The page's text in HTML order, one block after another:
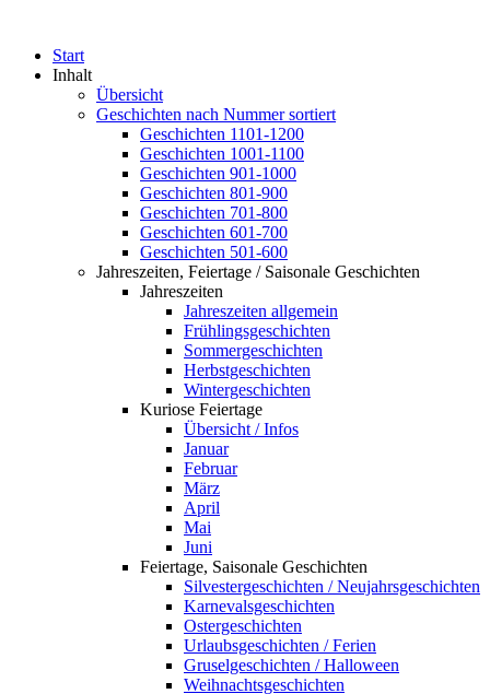
Start
Inhalt
Übersicht
Geschichten nach Nummer sortiert
Geschichten 1101-1200
Geschichten 1001-1100
Geschichten 901-1000
Geschichten 801-900
Geschichten 701-800
Geschichten 601-700
Geschichten 501-600
Jahreszeiten, Feiertage / Saisonale Geschichten
Jahreszeiten
Jahreszeiten allgemein
Frühlingsgeschichten
Sommergeschichten
Herbstgeschichten
Wintergeschichten
Kuriose Feiertage
Übersicht / Infos
Januar
Februar
März
April
Mai
Juni
Feiertage, Saisonale Geschichten
Silvestergeschichten / Neujahrsgeschichten
Karnevalsgeschichten
Ostergeschichten
Urlaubsgeschichten / Ferien
Gruselgeschichten / Halloween
Weihnachtsgeschichten